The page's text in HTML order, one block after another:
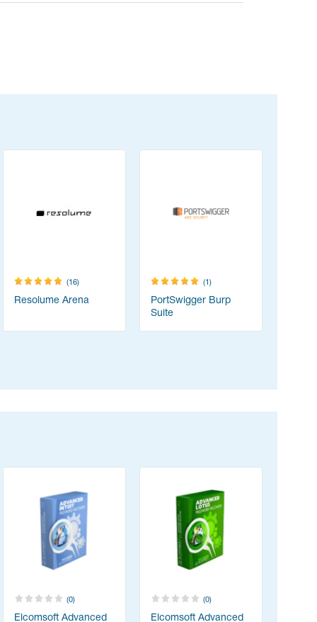
(16)
Resolume Arena
(1)
PortSwigger Burp
Suite
(0)
Elcomsoft Advanced
(0)
Elcomsoft Advanced